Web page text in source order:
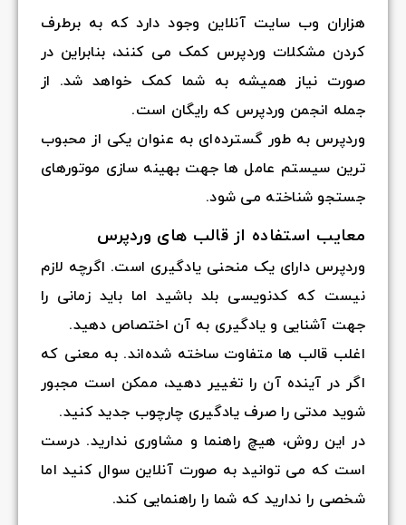
هزاران وب سایت آنلاین وجود دارد که به برطرف
کردن مشکلات وردپرس کمک می کنند، بنابراین در
صورت نیاز همیشه به شما کمک خواهد شد. از
جمله انجمن وردپرس که رایگان است.
وردپرس به طور گسترده‌ای به عنوان یکی از محبوب
ترین سیستم عامل ها جهت بهینه سازی موتورهای
جستجو شناخته می شود.
معایب استفاده از قالب های وردپرس
وردپرس دارای یک منحنی یادگیری است. اگرچه لازم
نیست که کدنویسی بلد باشید اما باید زمانی را
جهت آشنایی و یادگیری به آن اختصاص دهید.
اغلب قالب ها متفاوت ساخته شده‌اند. به معنی که
اگر در آینده آن را تغییر دهید، ممکن است مجبور
شوید مدتی را صرف یادگیری چارچوب جدید کنید.
در این روش، هیچ راهنما و مشاوری ندارید. درست
است که می توانید به صورت آنلاین سوال کنید اما
شخصی را ندارید که شما را راهنمایی کند.